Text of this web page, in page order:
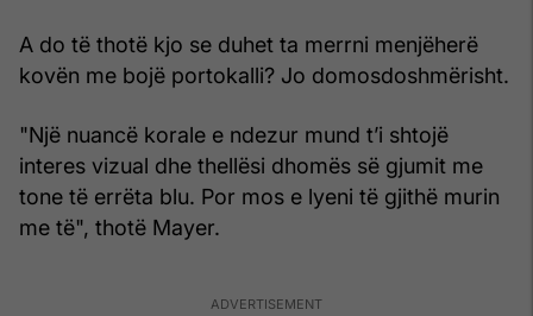
A do të thotë kjo se duhet ta merrni menjëherë
kovën me bojë portokalli? Jo domosdoshmërisht.
"Një nuancë korale e ndezur mund t’i shtojë
interes vizual dhe thellësi dhomës së gjumit me
tone të errëta blu. Por mos e lyeni të gjithë murin
me të", thotë Mayer.